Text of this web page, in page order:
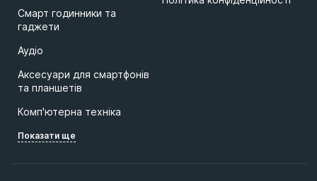
Смарт годинники та
гаджети
Аудіо
Аксесуари для смартфонів
та планшетів
Комп'ютерна техніка
Показати ще